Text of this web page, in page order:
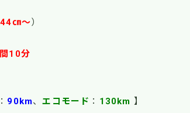
㎝～）
10分
： 90km、エコモード ： 130km 】